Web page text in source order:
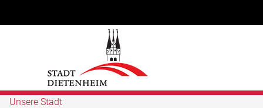
Unsere Stadt